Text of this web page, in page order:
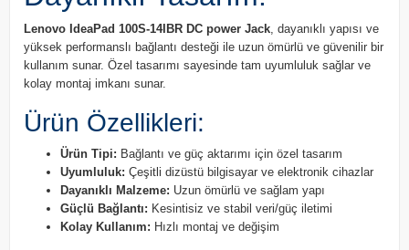
Lenovo IdeaPad 100S-14IBR DC power Jack, dayanıklı yapısı ve
yüksek performanslı bağlantı desteği ile uzun ömürlü ve güvenilir bir
kullanım sunar. Özel tasarımı sayesinde tam uyumluluk sağlar ve
kolay montaj imkanı sunar.
Ürün Özellikleri:
Ürün Tipi: Bağlantı ve güç aktarımı için özel tasarım
Uyumluluk: Çeşitli dizüstü bilgisayar ve elektronik cihazlar
Dayanıklı Malzeme: Uzun ömürlü ve sağlam yapı
Güçlü Bağlantı: Kesintisiz ve stabil veri/güç iletimi
Kolay Kullanım: Hızlı montaj ve değişim